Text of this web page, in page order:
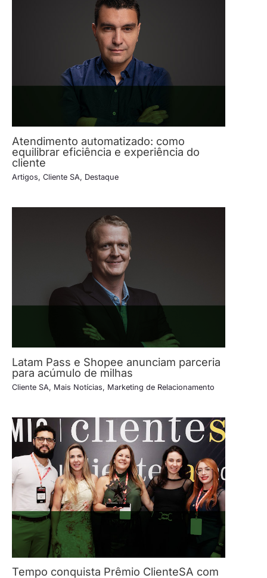
Atendimento automatizado: como
equilibrar eficiência e experiência do
cliente
Artigos, Cliente SA, Destaque
Latam Pass e Shopee anunciam parceria
para acúmulo de milhas
Cliente SA, Mais Notícias, Marketing de Relacionamento
Tempo conquista Prêmio ClienteSA com